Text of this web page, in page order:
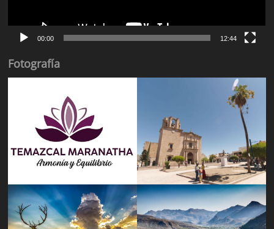
00:00 12:44
Fotografía